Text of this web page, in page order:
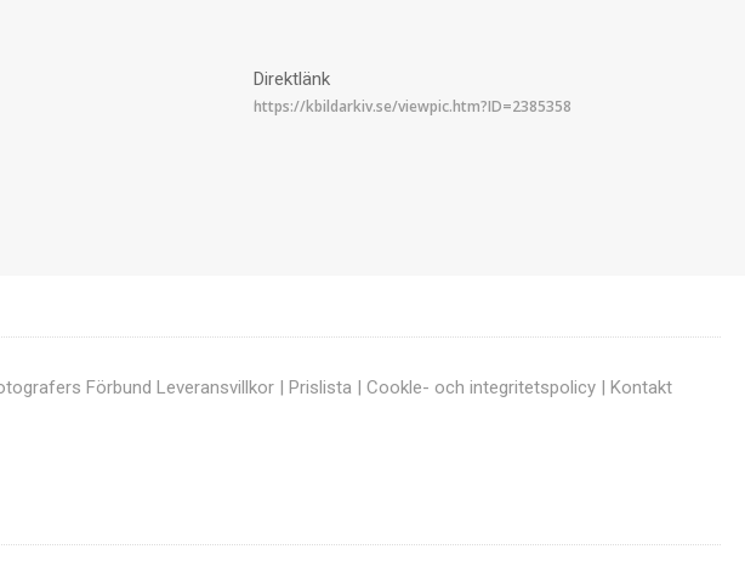
Direktlänk
Förbund Leveransvillkor| Prislista| Cookle- och integritetspolicy| Kontakt